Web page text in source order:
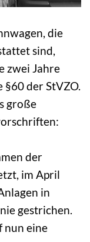
die
sind,
zwei Jahre
§60 der StVZO.
große
der
im April
in
gestrichen.
nun eine